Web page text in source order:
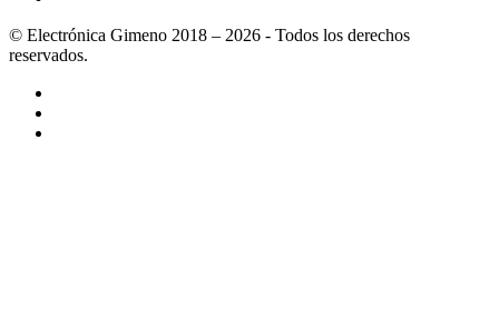
© Electrónica Gimeno 2018 – 2026 - Todos los derechos
reservados.